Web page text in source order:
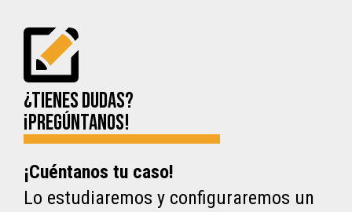
¿Tienes dudas?
¡Pregúntanos!
¡Cuéntanos tu caso!
Lo estudiaremos y configuraremos un